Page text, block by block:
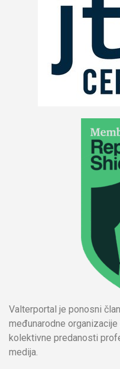
Valterportal je ponosni
međunarodne
kolektivne predanosti
medija.